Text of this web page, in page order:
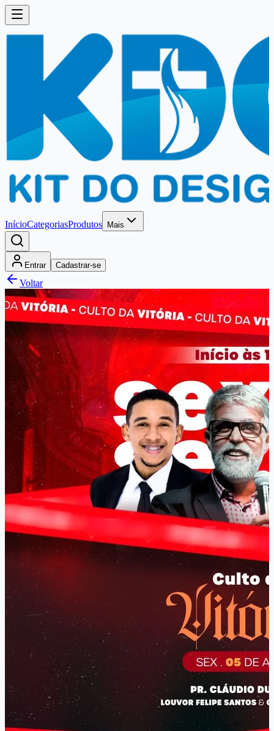
InícioCategoriasProdutos Mais
Entrar Cadastrar-se
Voltar